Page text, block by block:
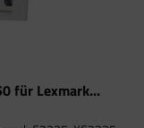
für Lexmark...